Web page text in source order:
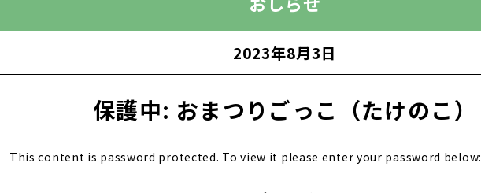
2023年8月3日
保護中: おまつりごっこ（たけのこ）
This content is password protected. To view it please enter your password below: